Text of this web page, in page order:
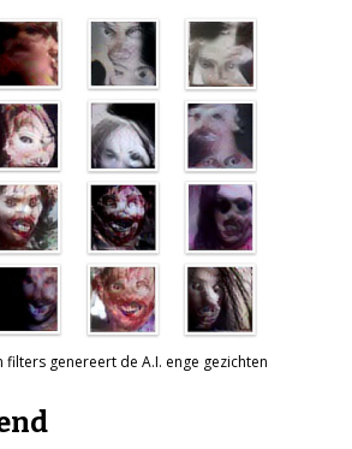
filters genereert de A.I. enge gezichten